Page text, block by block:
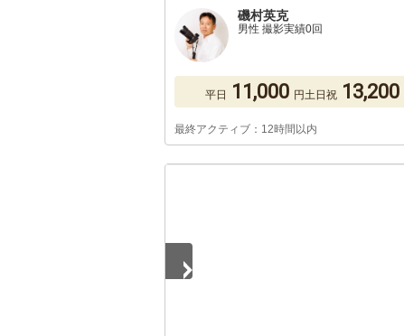
磯村英克
男性 撮影実績0回
平日 11,000 円土日祝 13,200
最終アクティブ：12時間以内